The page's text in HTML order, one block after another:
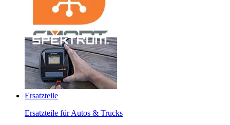
Ersatzteile
Ersatzteile für Autos & Trucks